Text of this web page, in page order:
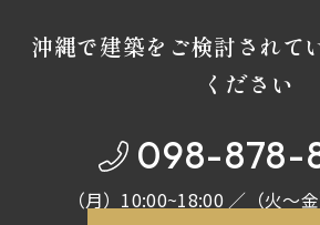
沖縄で建築をご検討されて
ください
098-878-
（月）10:00~18:00 ／（火～